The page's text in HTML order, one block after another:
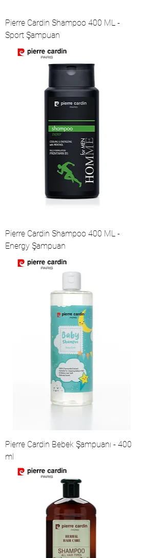
Pierre Cardin Shampoo 400 ML -
Sport Şampuan
Pierre Cardin Shampoo 400 ML -
Energy Şampuan
Pierre Cardin Bebek Şampuanı - 400
ml